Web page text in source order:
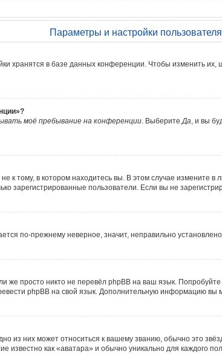
Параметры и настройки пользователя
хранятся в базе данных конференции. Чтобы изменить
моё пребывание на конференции. ВыберитеДа, и вы
к тому, в котором находитесь вы. В этом случае измените в
зарегистрированные пользователи. Если вы не
по-прежнему неверное, значит, неправильно
же просто никто не перевёл phpBB на ваш язык.
phpBB на свой язык. Дополнительную информацию вы
из них может относиться к вашему званию, обычно это
как «аватара» и обычно уникально для каждого